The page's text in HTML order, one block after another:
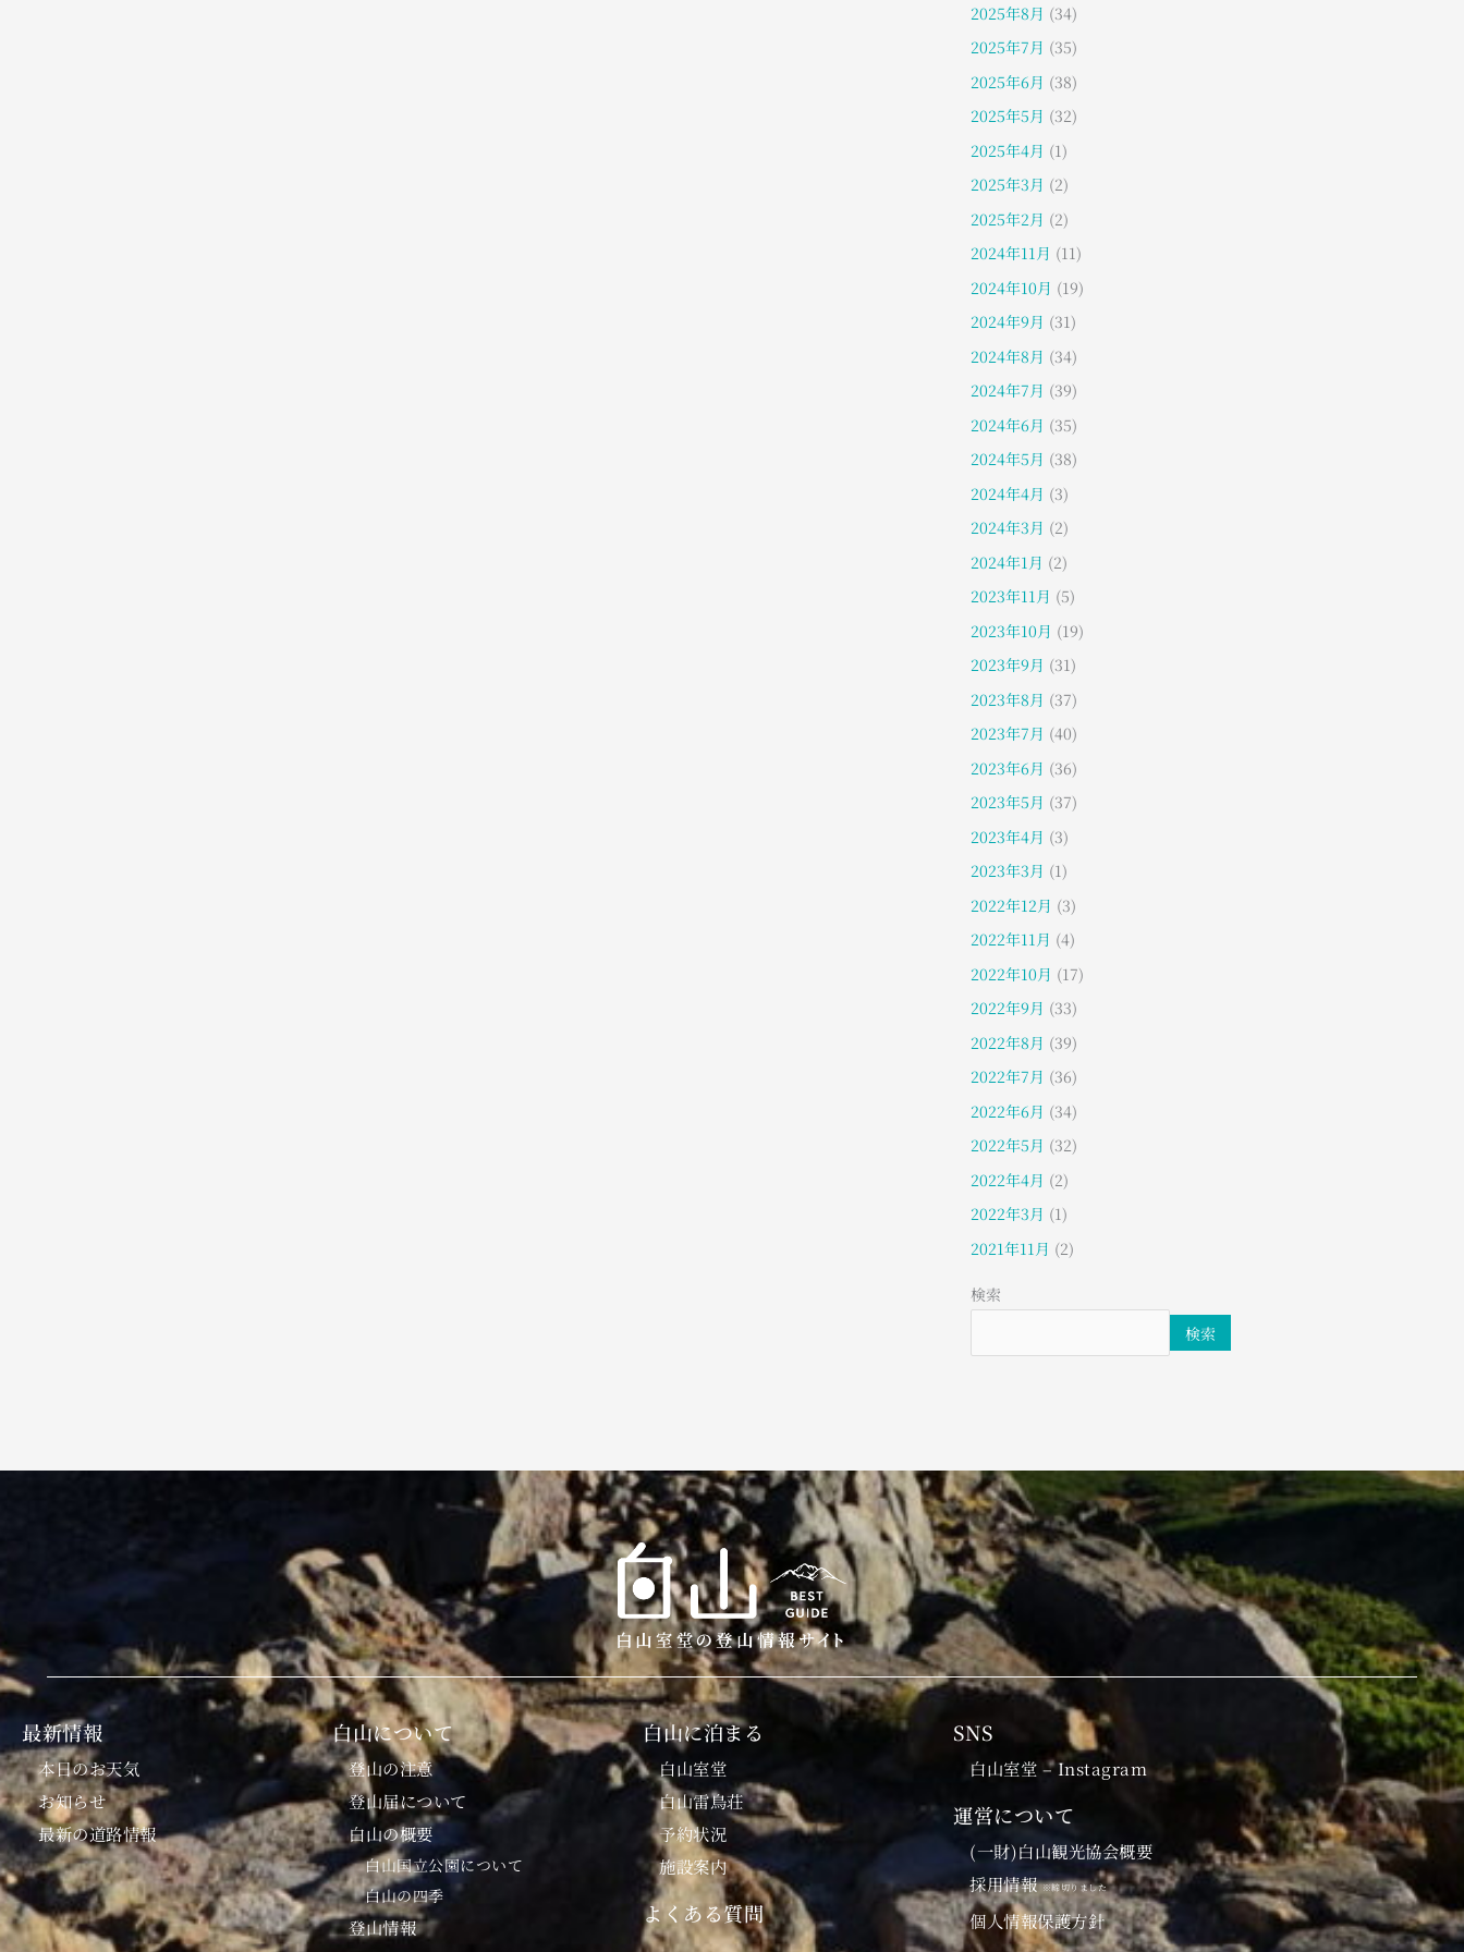
2025年8月 (34)
2025年7月 (35)
2025年6月 (38)
2025年5月 (32)
2025年4月 (1)
2025年3月 (2)
2025年2月 (2)
2024年11月 (11)
2024年10月 (19)
2024年9月 (31)
2024年8月 (34)
2024年7月 (39)
2024年6月 (35)
2024年5月 (38)
2024年4月 (3)
2024年3月 (2)
2024年1月 (2)
2023年11月 (5)
2023年10月 (19)
2023年9月 (31)
2023年8月 (37)
2023年7月 (40)
2023年6月 (36)
2023年5月 (37)
2023年4月 (3)
2023年3月 (1)
2022年12月 (3)
2022年11月 (4)
2022年10月 (17)
2022年9月 (33)
2022年8月 (39)
2022年7月 (36)
2022年6月 (34)
2022年5月 (32)
2022年4月 (2)
2022年3月 (1)
2021年11月 (2)
検索
検索
最新情報
本日のお天気
お知らせ
最新の道路情報
白山について
登山の注意
登山届について
白山の概要
白山国立公園について
白山の四季
登山情報
白山に泊まる
白山室堂
白山雷鳥荘
予約状況
施設案内
よくある質問
SNS
白山室堂 – Instagram
運営について
(一財)白山観光協会概要
採用情報※締切りました
個人情報保護方針